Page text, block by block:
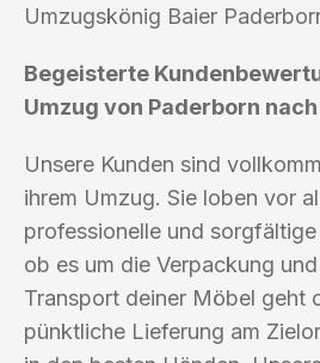
Umzugskönig Baier
Begeisterte
Umzug von Paderborn
Unsere Kunden sind
ihrem Umzug. Sie loben vor
professionelle und
ob es um die Verpackung
Transport deiner Möbel geht
pünktliche Lieferung am